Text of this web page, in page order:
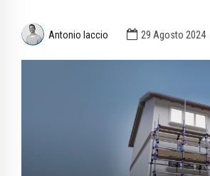
Antonio Iaccio 29 Agosto 2024